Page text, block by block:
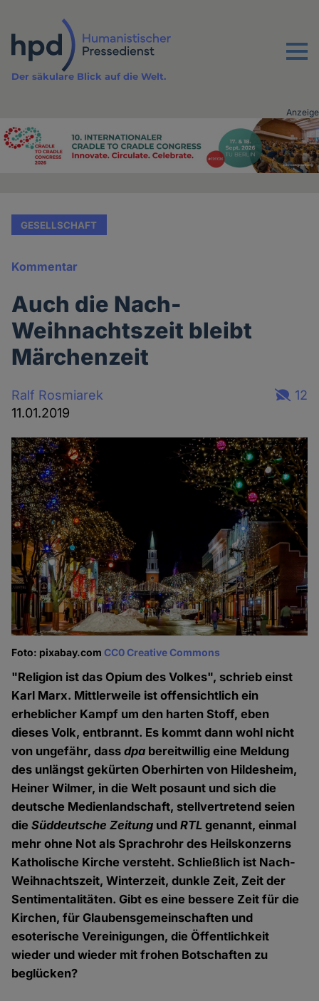
Inhalt
Menu
Der säkulare Blick auf die Welt.
Advertising
Anzeige
GESELLSCHAFT
Kommentar
Auch die Nach-
Weihnachtszeit bleibt
Märchenzeit
Ralf Rosmiarek
11.01.2019
12
Foto: pixabay.comCC0 Creative Commons
"Religion ist das Opium des Volkes", schrieb einst
Karl Marx. Mittlerweile ist offensichtlich ein
erheblicher Kampf um den harten Stoff, eben
dieses Volk, entbrannt. Es kommt dann wohl nicht
von ungefähr, dassdpa bereitwillig eine Meldung
des unlängst gekürten Oberhirten von Hildesheim,
Heiner Wilmer, in die Welt posaunt und sich die
deutsche Medienlandschaft, stellvertretend seien
dieSüddeutsche Zeitung undRTL genannt, einmal
mehr ohne Not als Sprachrohr des Heilskonzerns
Katholische Kirche versteht. Schließlich ist Nach-
Weihnachtszeit, Winterzeit, dunkle Zeit, Zeit der
Sentimentalitäten. Gibt es eine bessere Zeit für die
Kirchen, für Glaubensgemeinschaften und
esoterische Vereinigungen, die Öffentlichkeit
wieder und wieder mit frohen Botschaften zu
beglücken?